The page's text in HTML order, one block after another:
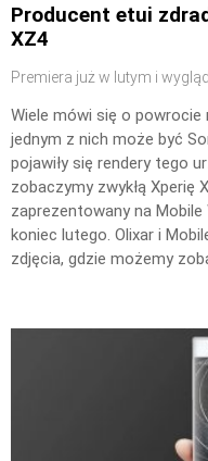
Producent etui
XZ4
Premiera już w lutym i
Wiele mówi się o
jednym z nich może być
pojawiły się rendery tego
zobaczymy zwykłą Xperię
zaprezentowany na
koniec lutego. Olixar i
zdjęcia, gdzie możemy